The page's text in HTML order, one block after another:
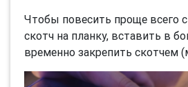
Чтобы повесить проще всего
скотч на планку, вставить в
временно закрепить скотчем